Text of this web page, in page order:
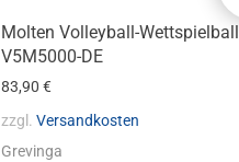
Molten Volleyball-Wettspielball
V5M5000-DE
83,90€
zzgl.Versandkosten
Grevinga